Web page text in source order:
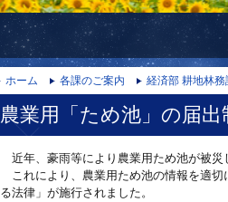
ホーム 各課のご案内 経済部 耕地林務
農業用「ため池」の届
近年、豪雨等により農業用ため池が被災
これにより、農業用ため池の情報を適切
る法律」が施行されました。